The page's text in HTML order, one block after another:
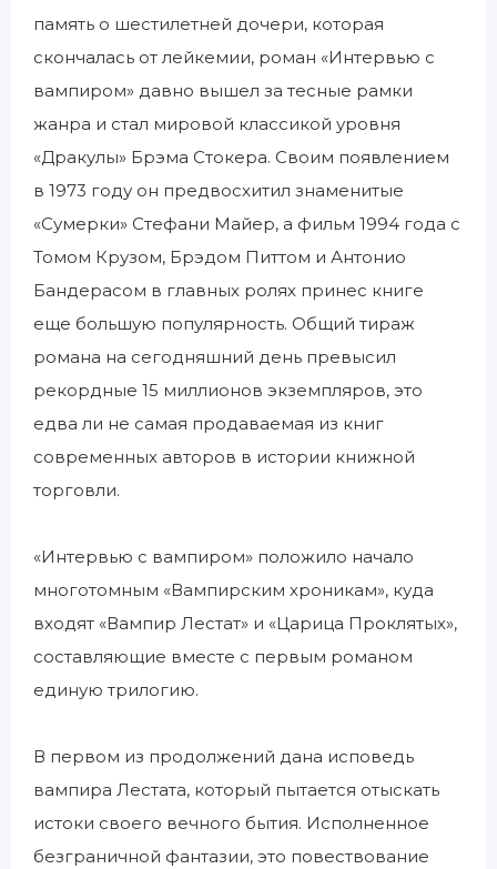
память о шестилетней дочери, которая
скончалась от лейкемии, роман «Интервью с
вампиром» давно вышел за тесные рамки
жанра и стал мировой классикой уровня
«Дракулы» Брэма Стокера. Своим появлением
в 1973 году он предвосхитил знаменитые
«Сумерки» Стефани Майер, а фильм 1994 года с
Томом Крузом, Брэдом Питтом и Антонио
Бандерасом в главных ролях принес книге
еще большую популярность. Общий тираж
романа на сегодняшний день превысил
рекордные 15 миллионов экземпляров, это
едва ли не самая продаваемая из книг
современных авторов в истории книжной
торговли.
«Интервью с вампиром» положило начало
многотомным «Вампирским хроникам», куда
входят «Вампир Лестат» и «Царица Проклятых»,
составляющие вместе с первым романом
единую трилогию.
В первом из продолжений дана исповедь
вампира Лестата, который пытается отыскать
истоки своего вечного бытия. Исполненное
безграничной фантазии, это повествование